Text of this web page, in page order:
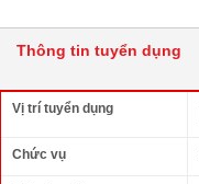
Thông tin tuyển dụng
Vị trí tuyển dụng
Chức vụ